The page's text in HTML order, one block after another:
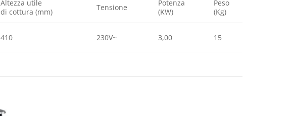
Altezza utile
di cottura (mm)
Tensione
Potenza
(KW)
Peso
(Kg)
410 230V~ 3,00 15